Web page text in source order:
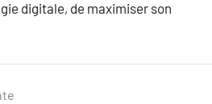
digitale, de maximiser son